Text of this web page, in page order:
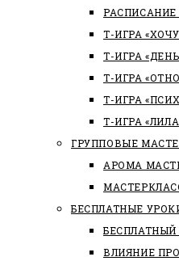
РАСПИСАНИЕ
Т-ИГРА
Т-ИГРА
Т-ИГРА
Т-ИГРА
Т-ИГРА
ГРУППОВЫЕ
АРОМА
БЕСПЛАТНЫЕ
БЕСПЛАТНЫЙ
ВЛИЯНИЕ